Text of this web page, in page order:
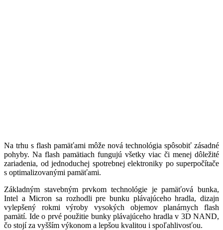
Na trhu s flash pamäťami môže nová technológia spôsobiť zásadné
pohyby. Na flash pamätiach fungujú všetky viac či menej dôležité
zariadenia, od jednoduchej spotrebnej elektroniky po superpočítače
s optimalizovanými pamäťami.
Základným stavebným prvkom technológie je pamäťová bunka,
Intel a Micron sa rozhodli pre bunku plávajúceho hradla, dizajn
vylepšený rokmi výroby vysokých objemov planárnych flash
pamätí. Ide o prvé použitie bunky plávajúceho hradla v 3D NAND,
čo stojí za vyšším výkonom a lepšou kvalitou i spoľahlivosťou.